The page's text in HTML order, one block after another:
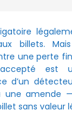
billets.
une perte
est
d’un
une amende
sans valeur